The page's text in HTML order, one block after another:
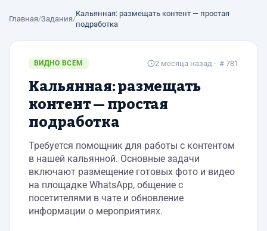
Главная/Задания/
Кальянная: размещать контент — простая
подработка
ВИДНО ВСЕМ 2 месяца назад · # 781
Кальянная: размещать
контент — простая
подработка
Требуется помощник для работы с контентом
в нашей кальянной. Основные задачи
включают размещение готовых фото и видео
на площадке WhatsApp, общение с
посетителями в чате и обновление
информации о мероприятиях.